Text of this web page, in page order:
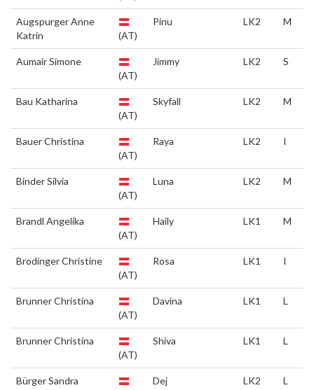
Augspurger Anne
Katrin
(AT)
Pinu LK2 M
Aumair Simone
(AT)
Jimmy LK2 S
Bau Katharina
(AT)
Skyfall LK2 M
Bauer Christina
(AT)
Raya LK2 I
Binder Silvia
(AT)
Luna LK2 M
Brandl Angelika
(AT)
Haily LK1 M
Brodinger Christine
(AT)
Rosa LK1 I
Brunner Christina
(AT)
Davina LK1 L
Brunner Christina
(AT)
Shiva LK1 L
Bürger Sandra
Dej LK2 L